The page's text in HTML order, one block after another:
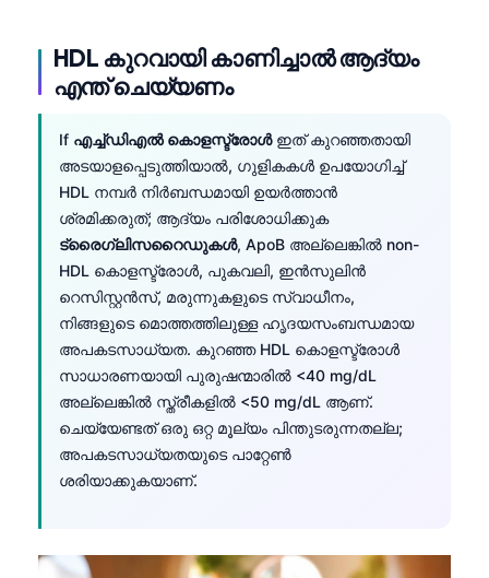
HDL കുറവായി കാണിച്ചാൽ ആദ്യം
എന്ത് ചെയ്യണം
If എച്ച്ഡിഎൽ കൊളസ്ട്രോൾഇത് കുറഞ്ഞതായി
അടയാളപ്പെടുത്തിയാൽ, ഗുളികകൾ ഉപയോഗിച്ച്
HDL നമ്പർ നിർബന്ധമായി ഉയർത്താൻ
ശ്രമിക്കരുത്; ആദ്യം പരിശോധിക്കുക
ട്രൈഗ്ലിസറൈഡുകൾ, ApoB അല്ലെങ്കിൽ non-
HDL കൊളസ്ട്രോൾ, പുകവലി, ഇൻസുലിൻ
റെസിസ്റ്റൻസ്, മരുന്നുകളുടെ സ്വാധീനം,
നിങ്ങളുടെ മൊത്തത്തിലുള്ള ഹൃദയസംബന്ധമായ
അപകടസാധ്യത. കുറഞ്ഞ HDL കൊളസ്ട്രോൾ
സാധാരണയായി പുരുഷന്മാരിൽ <40 mg/dL
അല്ലെങ്കിൽ സ്ത്രീകളിൽ <50 mg/dL ആണ്.
ചെയ്യേണ്ടത് ഒരു ഒറ്റ മൂല്യം പിന്തുടരുന്നതല്ല;
അപകടസാധ്യതയുടെ പാറ്റേൺ
ശരിയാക്കുകയാണ്.